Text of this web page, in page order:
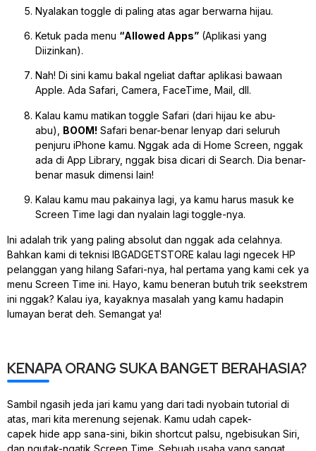
Nyalakan toggle di paling atas agar berwarna hijau.
Ketuk pada menu “Allowed Apps” (Aplikasi yang
Diizinkan).
Nah! Di sini kamu bakal ngeliat daftar aplikasi bawaan
Apple. Ada Safari, Camera, FaceTime, Mail, dll.
Kalau kamu matikan toggle Safari (dari hijau ke abu-
abu), BOOM! Safari benar-benar lenyap dari seluruh
penjuru iPhone kamu. Nggak ada di Home Screen, nggak
ada di App Library, nggak bisa dicari di Search. Dia benar-
benar masuk dimensi lain!
Kalau kamu mau pakainya lagi, ya kamu harus masuk ke
Screen Time lagi dan nyalain lagi toggle-nya.
Ini adalah trik yang paling absolut dan nggak ada celahnya.
Bahkan kami di teknisi IBGADGETSTORE kalau lagi ngecek HP
pelanggan yang hilang Safari-nya, hal pertama yang kami cek ya
menu Screen Time ini. Hayo, kamu beneran butuh trik seekstrem
ini nggak? Kalau iya, kayaknya masalah yang kamu hadapin
lumayan berat deh. Semangat ya!
KENAPA ORANG SUKA BANGET BERAHASIA?
Sambil ngasih jeda jari kamu yang dari tadi nyobain tutorial di
atas, mari kita merenung sejenak. Kamu udah capek-
capek hide app sana-sini, bikin shortcut palsu, ngebisukan Siri,
dan ngutak-ngatik Screen Time. Sebuah usaha yang sangat